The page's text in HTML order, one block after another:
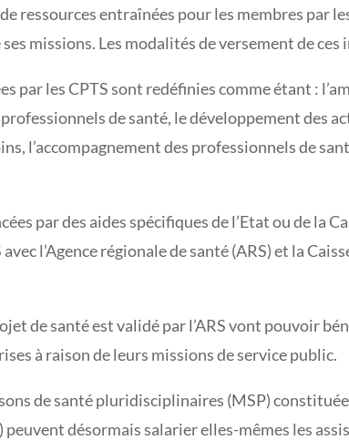
ressources entraînées pour les membres par
missions. Les modalités de versement de
par les CPTS sont redéfinies comme étant :
de santé, le développement des
l’accompagnement des professionnels de
par des aides spécifiques de l’Etat ou de la
l’Agence régionale de santé (ARS) et la
de santé est validé par l’ARS vont pouvoir
à raison de leurs missions de service public.
de santé pluridisciplinaires (MSP)
peuvent désormais salarier elles-mêmes les